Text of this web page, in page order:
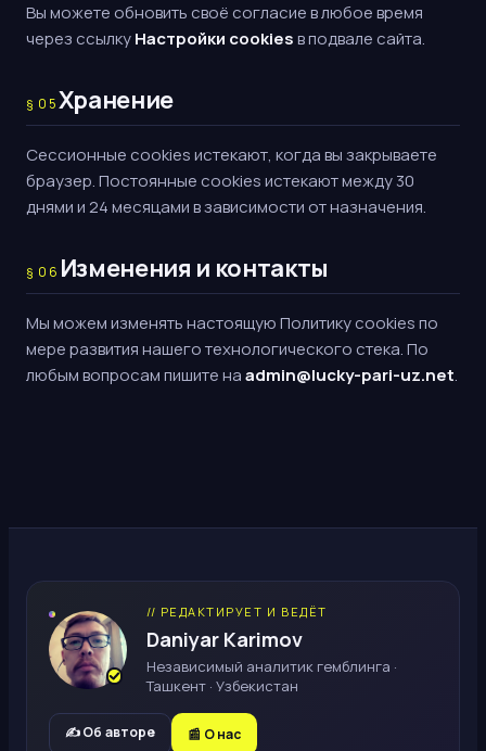
Вы можете обновить своё согласие в любое время
через ссылкуНастройки cookiesв подвале сайта.
§ 05Хранение
Сессионные cookies истекают, когда вы закрываете
браузер. Постоянные cookies истекают между 30
днями и 24 месяцами в зависимости от назначения.
§ 06 Изменения и контакты
Мы можем изменять настоящую Политику cookies по
мере развития нашего технологического стека. По
любым вопросам пишите наadmin@lucky-pari-uz.net.
// РЕДАКТИРУЕТ И ВЕДЁТ
Daniyar Karimov
Независимый аналитик гемблинга ·
Ташкент · Узбекистан
✍️ Об авторе 📰 О нас